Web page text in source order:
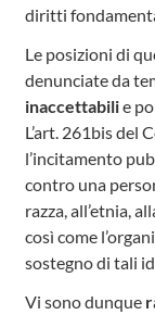
diritti
Le posizioni di
denunciate da
inaccettabilie
L’art. 261bis del
l’incitamento
contro una
razza, all’etnia,
così come
sostegno di tali
Vi sono dunque